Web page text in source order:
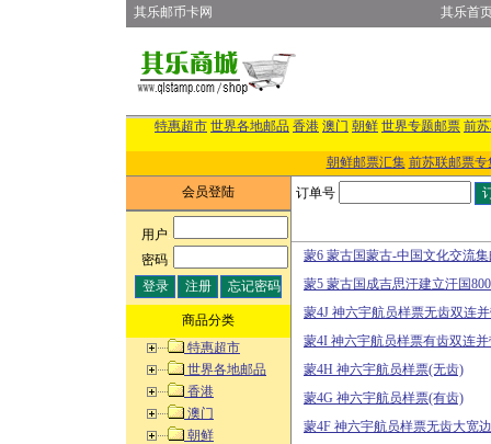
其乐邮币卡网 其乐首
特惠超市 世界各地邮品 香港 澳门 朝鲜 世界专题邮票 前
朝鲜邮票汇集 前苏联邮票专
会员登陆
用户:
密码:
商品分类
特惠超市
世界各地邮品
香港
澳门
朝鲜
订单号
蒙6 蒙古国蒙古-中国文化交流
蒙5 蒙古国成吉思汗建立汗国
蒙4J 神六宇航员样票无齿双连
蒙4I 神六宇航员样票有齿双连
蒙4H 神六宇航员样票(无齿)
蒙4G 神六宇航员样票(有齿)
蒙4F 神六宇航员样票无齿大宽